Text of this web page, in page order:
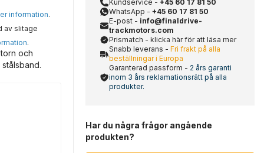
information.
av slitage
.
och
Kundservice - +45 60 17 81 50
WhatsApp - +45 60 17 81 50
E-post - info@finaldrive-
trackmotors.com
Prismatch - klicka här för att läsa mer
Snabb leverans - Fri frakt på alla
beställningar i Europa
Garanterad passform - 2 års garanti
inom 3 års reklamationsrätt på alla
produkter.
Har du några frågor angående
produkten?